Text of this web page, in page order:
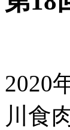
2020
川食